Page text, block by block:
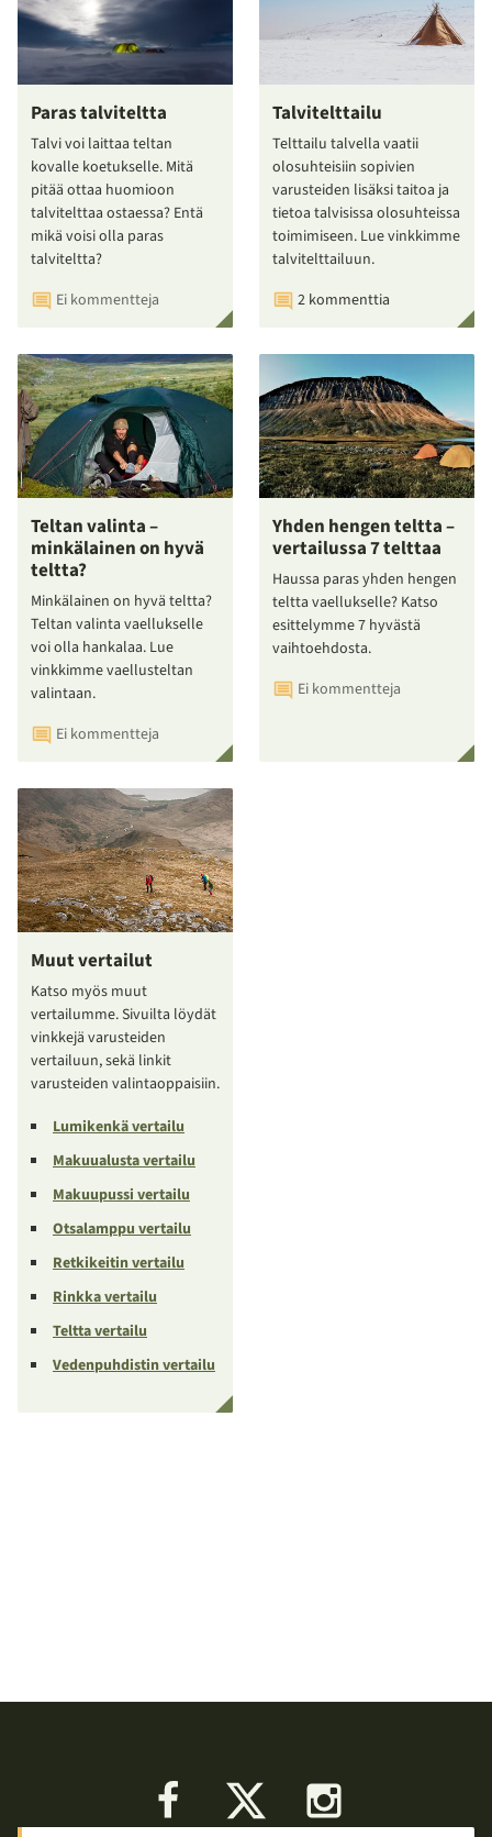
Paras talviteltta
Talvi voi laittaa teltan
kovalle koetukselle. Mitä
pitää ottaa huomioon
talvitelttaa ostaessa? Entä
mikä voisi olla paras
talviteltta?
Ei kommentteja
Talvitelttailu
Telttailu talvella vaatii
olosuhteisiin sopivien
varusteiden lisäksi taitoa ja
tietoa talvisissa olosuhteissa
toimimiseen. Lue vinkkimme
talvitelttailuun.
2 kommenttia
Teltan valinta –
minkälainen on hyvä
teltta?
Minkälainen on hyvä teltta?
Teltan valinta vaellukselle
voi olla hankalaa. Lue
vinkkimme vaellusteltan
valintaan.
Ei kommentteja
Yhden hengen teltta –
vertailussa 7 telttaa
Haussa paras yhden hengen
teltta vaellukselle? Katso
esittelymme 7 hyvästä
vaihtoehdosta.
Ei kommentteja
Muut vertailut
Katso myös muut
vertailumme. Sivuilta löydät
vinkkejä varusteiden
vertailuun, sekä linkit
varusteiden valintaoppaisiin.
Lumikenkä vertailu
Makuualusta vertailu
Makuupussi vertailu
Otsalamppu vertailu
Retkikeitin vertailu
Rinkka vertailu
Teltta vertailu
Vedenpuhdistin vertailu
Facebook